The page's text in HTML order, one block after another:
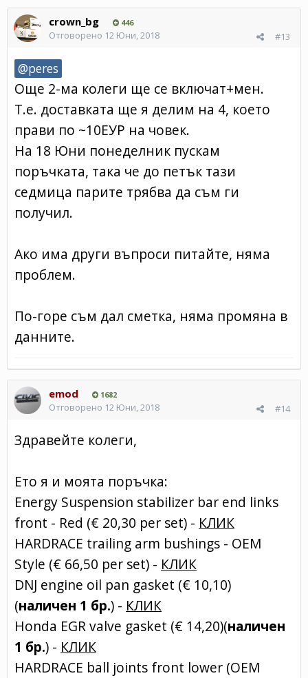
crown_bg 446
#13
Отговорено 12 Юни, 2018
@peres
Още 2-ма колеги ще се включат+мен.
Т.е. доставката ще я делим на 4, което
прави по ~10ЕУР на човек.
На 18 Юни понеделник пускам
поръчката, така че до петък тази
седмица парите трябва да съм ги
получил.
Ако има други въпроси питайте, няма
проблем.
По-горе съм дал сметка, няма промяна в
данните.
emod 1682
#14
Отговорено 12 Юни, 2018
Здравейте колеги,
Ето я и моята поръчка:
Energy Suspension stabilizer bar end links
front - Red (€ 20,30 per set) - КЛИК
HARDRACE trailing arm bushings - OEM
Style (€ 66,50 per set) - КЛИК
DNJ engine oil pan gasket (€ 10,10)
(наличен 1 бр.) - КЛИК
Honda EGR valve gasket (€ 14,20)(наличен
1 бр.) - КЛИК
HARDRACE ball joints front lower (OEM